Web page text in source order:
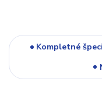
Kompletné